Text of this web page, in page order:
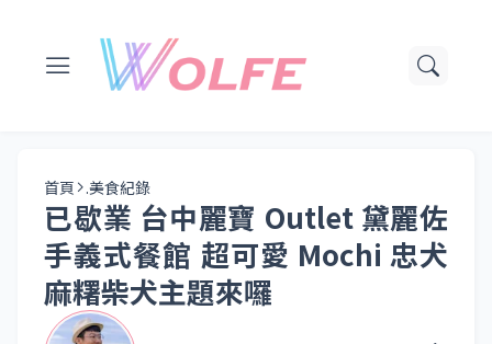
首頁 .美食紀錄
已歇業 台中麗寶 Outlet 黛麗佐
手義式餐館 超可愛 Mochi 忠犬
麻糬柴犬主題來囉